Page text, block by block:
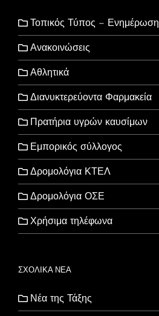
Τοπικός Τύπος – Ενημέρωση
Ανακοινώσεις
Αθλητικά
Διανυκτερεύοντα Φαρμακεία
Πρατήρια υγρών καυσίμων
Εμπορικός σύλλογος
Δρομολόγια ΚΤΕΛ
Δρομολόγια ΟΣΕ
Χρήσιμα τηλέφωνα
ΣΧΟΛΙΚΑ ΝΕΑ
Νέα της Τάξης